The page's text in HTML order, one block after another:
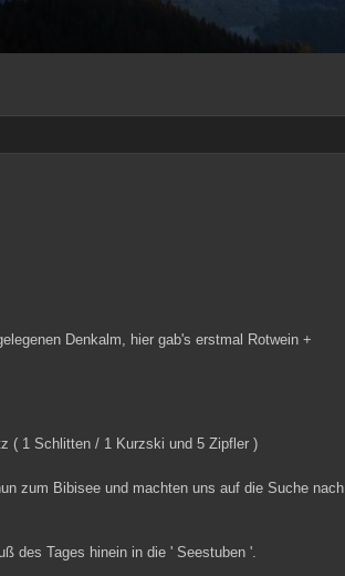
Denkalm, hier gab's erstmal Rotwein +
( 1 Schlitten / 1 Kurzski und 5 Zipfler )
zum Bibisee und machten uns auf die Suche nach
des Tages hinein in die ' Seestuben '.